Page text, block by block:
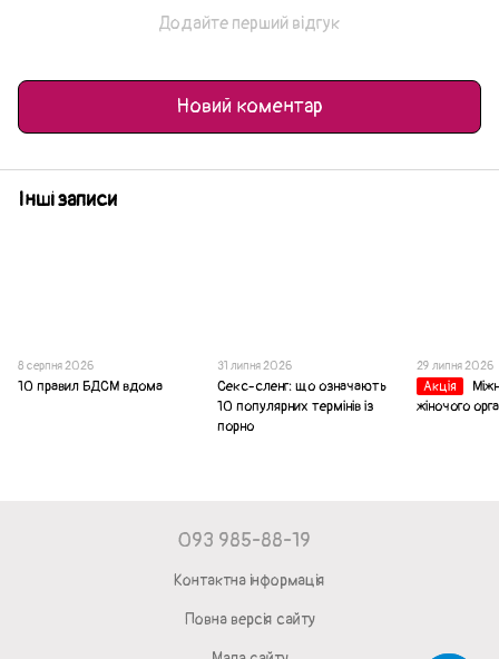
Додайте перший відгук
Новий коментар
Інші записи
8 серпня 2026
10 правил БДСМ вдома
31 липня 2026
Секс-сленг: що означають
10 популярних термінів із
порно
29 липня 2026
Акція
жіночого
093 985-88-19
Контактна інформація
Повна версія сайту